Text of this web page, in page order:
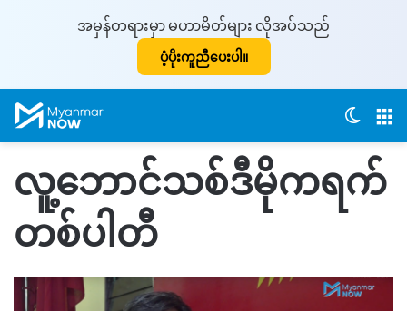
အမှန်တရားမှာ မဟာမိတ်များ လိုအပ်သည်
ပံ့ပိုးကူညီပေးပါ။
လူ့ဘောင်သစ်ဒီမိုကရက်
တစ်ပါတီ